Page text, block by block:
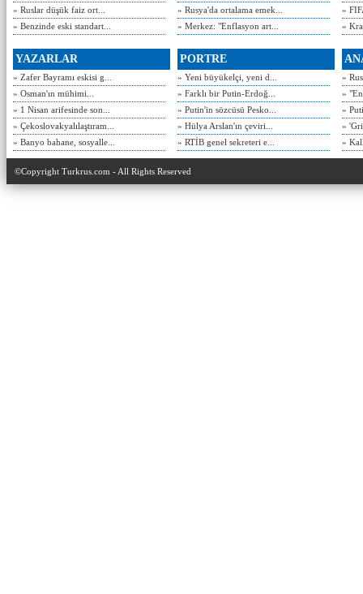
» Ruslar düşük faiz ort...
» Benzinde eski standart...
» Rusya'da ortalama emek...
» Merkez: "Enflasyon art...
»
»
YAZARLAR
» Zafer Bayramı eskisi g...
» Osman'ın mühimi...
» 1 Nisan arifesinde son...
» Çekoslovakyalılaştıram...
» Banyo bahane, sosyalle...
PORTRE
» Yeni büyükelçi, yeni d...
» Farklı bir Putin-Erdoğ...
» Putin'in sözcüsü Pesko...
» Hülya Arslan'ın çeviri...
» RTİB genel sekreteri e...
»
»
»
»
»
©Copyright Turkrus.com - All Rights Reserved